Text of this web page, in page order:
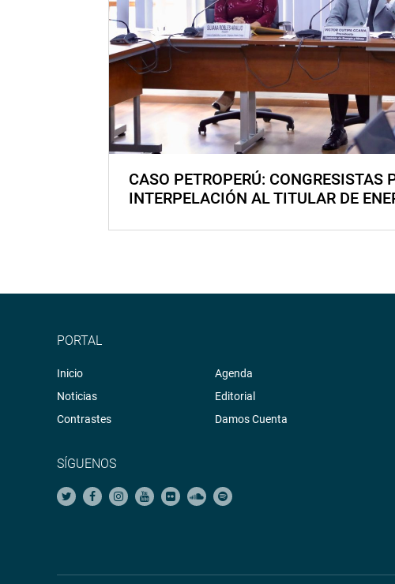
CASO PETROPERÚ: CONGRESISTAS
INTERPELACIÓN AL TITULAR DE
PORTAL
Inicio
Noticias
Contrastes
Agenda
Editorial
Damos Cuenta
SÍGUENOS